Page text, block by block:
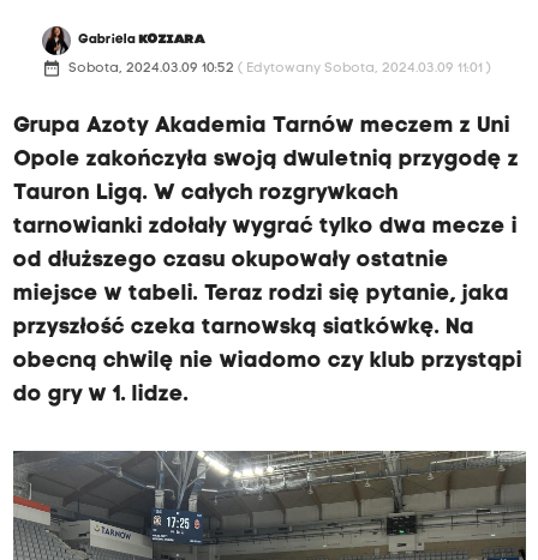
Gabriela KOZIARA
date_range Sobota, 2024.03.09 10:52 ( Edytowany Sobota, 2024.03.09 11:01 )
Grupa Azoty Akademia Tarnów meczem z Uni
Opole zakończyła swoją dwuletnią przygodę z
Tauron Ligą. W całych rozgrywkach
tarnowianki zdołały wygrać tylko dwa mecze i
od dłuższego czasu okupowały ostatnie
miejsce w tabeli. Teraz rodzi się pytanie, jaka
przyszłość czeka tarnowską siatkówkę. Na
obecną chwilę nie wiadomo czy klub przystąpi
do gry w 1. lidze.